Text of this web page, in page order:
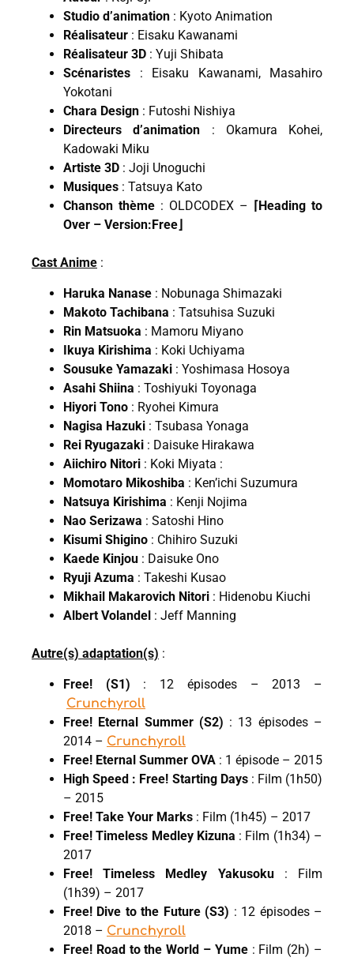
Studio d’animation : Kyoto Animation
Réalisateur : Eisaku Kawanami
Réalisateur 3D : Yuji Shibata
Scénaristes : Eisaku Kawanami, Masahiro
Yokotani
Chara Design : Futoshi Nishiya
Directeurs d’animation : Okamura Kohei,
Kadowaki Miku
Artiste 3D : Joji Unoguchi
Musiques : Tatsuya Kato
Chanson thème : OLDCODEX –
⌈Heading to
Over – Version:Free⌋
Cast Anime :
Haruka Nanase : Nobunaga Shimazaki
Makoto Tachibana : Tatsuhisa Suzuki
Rin Matsuoka : Mamoru Miyano
Ikuya Kirishima : Koki Uchiyama
Sousuke Yamazaki : Yoshimasa Hosoya
Asahi Shiina : Toshiyuki Toyonaga
Hiyori Tono : Ryohei Kimura
Nagisa Hazuki : Tsubasa Yonaga
Rei Ryugazaki : Daisuke Hirakawa
Aiichiro Nitori : Koki Miyata :
Momotaro Mikoshiba : Ken’ichi Suzumura
Natsuya Kirishima : Kenji Nojima
Nao Serizawa : Satoshi Hino
Kisumi Shigino : Chihiro Suzuki
Kaede Kinjou : Daisuke Ono
Ryuji Azuma : Takeshi Kusao
Mikhail Makarovich Nitori : Hidenobu Kiuchi
Albert Volandel : Jeff Manning
Autre(s) adaptation(s) :
Free! (S1) : 12 épisodes – 2013 –
Crunchyroll
Free! Eternal Summer (S2) : 13 épisodes –
2014 – Crunchyroll
Free! Eternal Summer OVA : 1 épisode – 2015
High Speed : Free! Starting Days : Film (1h50)
– 2015
Free! Take Your Marks : Film (1h45) – 2017
Free! Timeless Medley Kizuna : Film (1h34) –
2017
Free! Timeless Medley Yakusoku: Film
(1h39) – 2017
Free! Dive to the Future (S3) : 12 épisodes –
2018 – Crunchyroll
Free! Road to the World – Yume: Film (2h) –